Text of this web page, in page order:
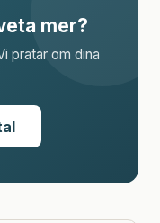
mer?
pratar om dina